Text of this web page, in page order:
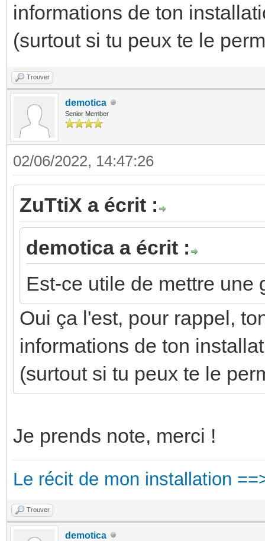
informations de ton
(surtout si tu peux te le
Trouver
demotica
Senior Member
02/06/2022, 14:47:26
ZuTtiX a écrit :
demotica a écrit :
Est-ce utile de mettre une
Oui ça l'est, pour rappel,
informations de ton
(surtout si tu peux te le
Je prends note, merci !
Le récit de mon installation
Trouver
demotica